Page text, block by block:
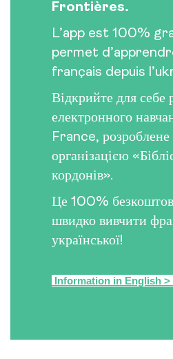
Frontières.
L’app est 100%
permet
français depuis
Відкрийте для себе
електронного
France,
організацією
кордонів».
Це 100%
швидко вивчити
української!
Information in English >